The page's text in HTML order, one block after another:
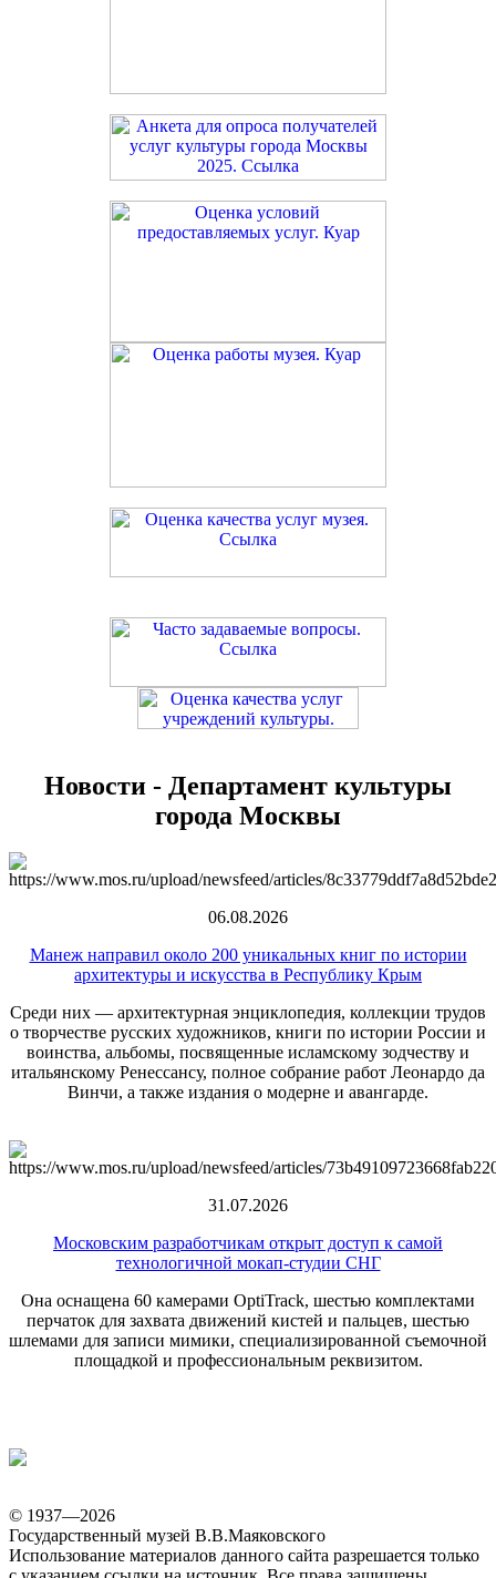
Новости - Департамент культуры
города Москвы
06.08.2026
Манеж направил около 200 уникальных книг по истории
архитектуры и искусства в Республику Крым
Среди них — архитектурная энциклопедия, коллекции трудов
о творчестве русских художников, книги по истории России и
воинства, альбомы, посвященные исламскому зодчеству и
итальянскому Ренессансу, полное собрание работ Леонардо да
Винчи, а также издания о модерне и авангарде.
31.07.2026
Московским разработчикам открыт доступ к самой
технологичной мокап-студии СНГ
Она оснащена 60 камерами OptiTrack, шестью комплектами
перчаток для захвата движений кистей и пальцев, шестью
шлемами для записи мимики, специализированной съемочной
площадкой и профессиональным реквизитом.
© 1937—2026
Государственный музей В.В.Маяковского
Использование материалов данного сайта разрешается только